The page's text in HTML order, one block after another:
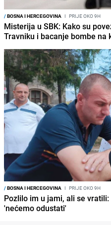
/BOSNA I HERCEGOVINA I PRIJE OKO 9H
Misterija u SBK: Kako su
Travniku i bacanje bombe na
/BOSNA I HERCEGOVINA I PRIJE OKO 9H
Pozlilo im u jami, ali se
'nećemo odustati'